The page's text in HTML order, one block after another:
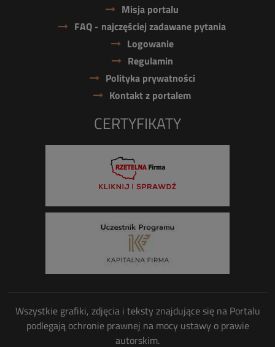
Misja portalu
FAQ - najczęściej zadawane pytania
Logowanie
Regulamin
Polityka prywatności
Kontakt z portalem
CERTYFIKATY
Wszystkie grafiki, zdjęcia i teksty znajdujące się na Portalu
podlegają ochronie prawnej na mocy ustawy o prawie
autorskim.